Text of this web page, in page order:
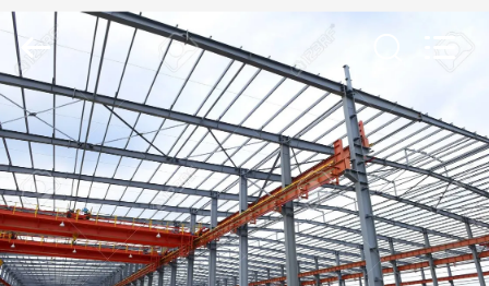
ACCUEIL
PRODUITS
VIDÉOS
Qingdao
KaFa
Fabrication
Co.,
Ltd..
All
Rights
Reserved.